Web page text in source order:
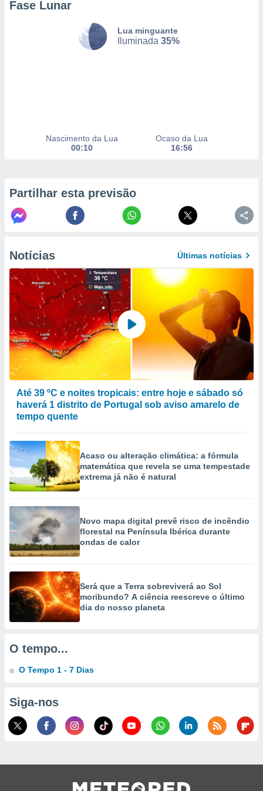
ou opor-
num
para
utilizar
criar
medir
o
dos
de
de dados
fontes,
e melhorar
dados
através
estudos
de
Fase Lunar
Lua minguante
Iluminada 35%
Nascimento da Lua
00:10
Ocaso da Lua
16:56
Partilhar esta previsão
Notícias Últimas notícias
Até 39 ºC e noites tropicais: entre hoje e sábado só
haverá 1 distrito de Portugal sob aviso amarelo de
tempo quente
Acaso ou alteração climática: a fórmula
matemática que revela se uma tempestade
extrema já não é natural
Novo mapa digital prevê risco de incêndio
florestal na Península Ibérica durante
ondas de calor
Será que a Terra sobreviverá ao Sol
moribundo? A ciência reescreve o último
dia do nosso planeta
O tempo...
O Tempo 1 - 7 Dias
Siga-nos